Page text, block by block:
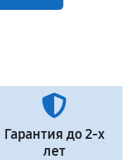
Гарантия до 2-х
лет